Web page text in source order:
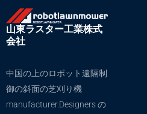
山東ラスター工業株式
会社
中国の上のロボット遠隔制
御の斜面の芝刈り機
manufacturer.Designers の